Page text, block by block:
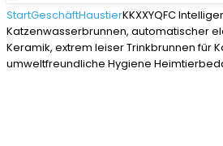
StartGeschäftHaustierKKXXYQFC
Katzenwasserbrunnen, automatischer
Keramik, extrem leiser Trinkbrunnen für
umweltfreundliche Hygiene